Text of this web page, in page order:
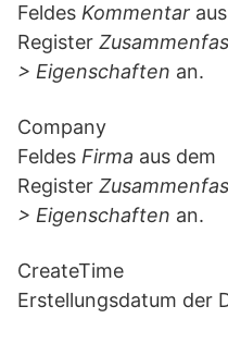
Feldes Kommentar
Register
> Eigenschaften an.
Company
Feldes Firma aus dem
Register
> Eigenschaften an.
CreateTime
Erstellungsdatum der